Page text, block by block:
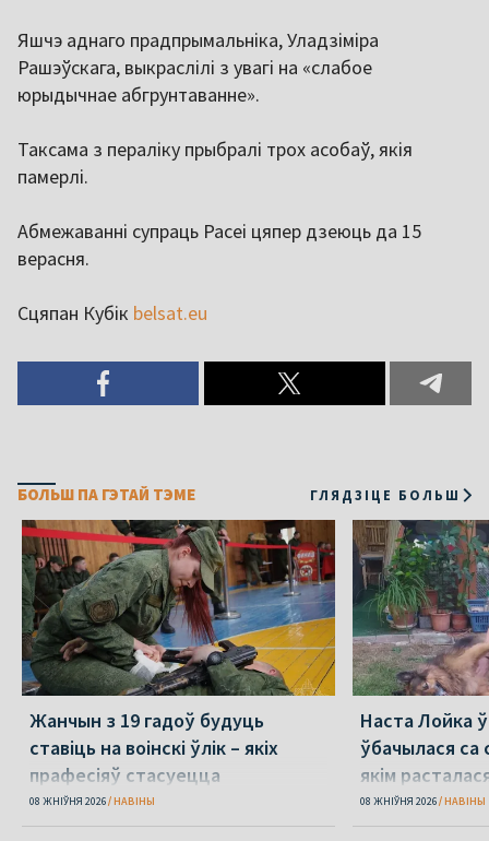
Яшчэ аднаго прадпрымальніка, Уладзіміра
Рашэўскага, выкраслілі з увагі на «слабое
юрыдычнае абгрунтаванне».
Таксама з пераліку прыбралі трох асобаў, якія
памерлі.
Абмежаванні супраць Расеі цяпер дзеюць да 15
верасня.
Сцяпан Кубік belsat.eu
БОЛЬШ ПА ГЭТАЙ ТЭМЕ ГЛЯДЗІЦЕ БОЛЬШ
Жанчын з 19 гадоў будуць
ставіць на воінскі ўлік – якіх
прафесіяў стасуецца
08 ЖНІЎНЯ 2026 НАВІНЫ
Наста Лойка
ўбачылася са
якім
амаль 4 гады
08 ЖНІЎНЯ 2026 НАВІНЫ